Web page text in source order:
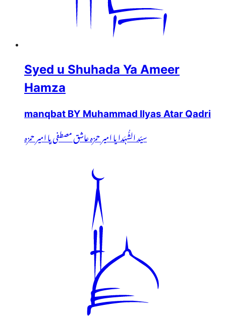
Syed u Shuhada Ya Ameer
Hamza
manqbat BY Muhammad Ilyas Atar Qadri
سیّد الشُّہَدا یا امیر حمزہ عاشق مصطفی یا امیر حمزہ